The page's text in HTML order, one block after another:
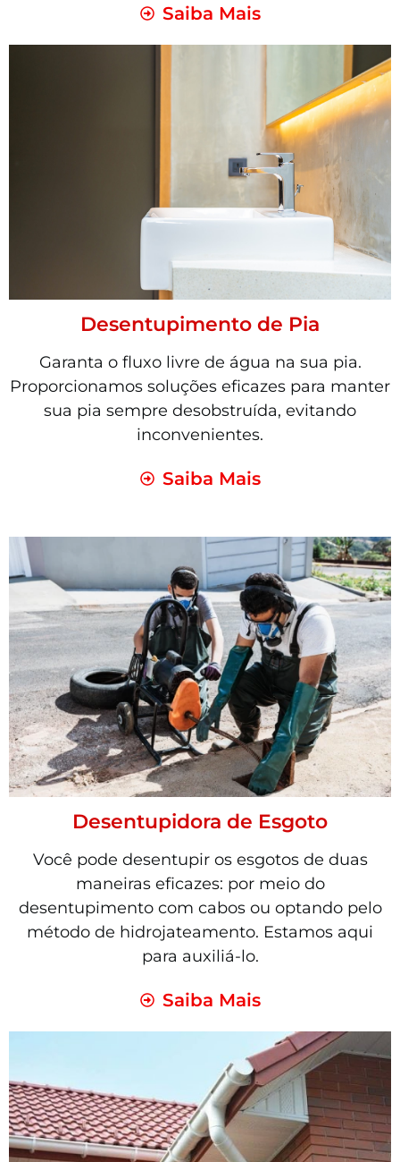
Saiba Mais
Desentupimento de Pia
Garanta o fluxo livre de água na sua pia.
Proporcionamos soluções eficazes para manter
sua pia sempre desobstruída, evitando
inconvenientes.
Saiba Mais
Desentupidora de Esgoto
Você pode desentupir os esgotos de duas
maneiras eficazes: por meio do
desentupimento com cabos ou optando pelo
método de hidrojateamento. Estamos aqui
para auxiliá-lo.
Saiba Mais